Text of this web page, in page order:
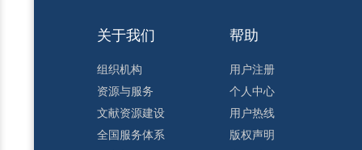
关于我们
组织机构
资源与服务
文献资源建设
全国服务体系
帮助
用户注册
个人中心
用户热线
版权声明